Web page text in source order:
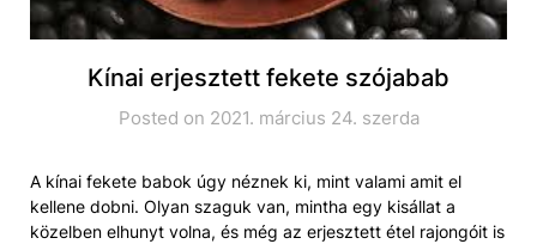
Kínai erjesztett fekete szójabab
Posted on 2021. március 24. szerda
A kínai fekete babok úgy néznek ki, mint valami amit el
kellene dobni. Olyan szaguk van, mintha egy kisállat a
közelben elhunyt volna, és még az erjesztett étel rajongóit is